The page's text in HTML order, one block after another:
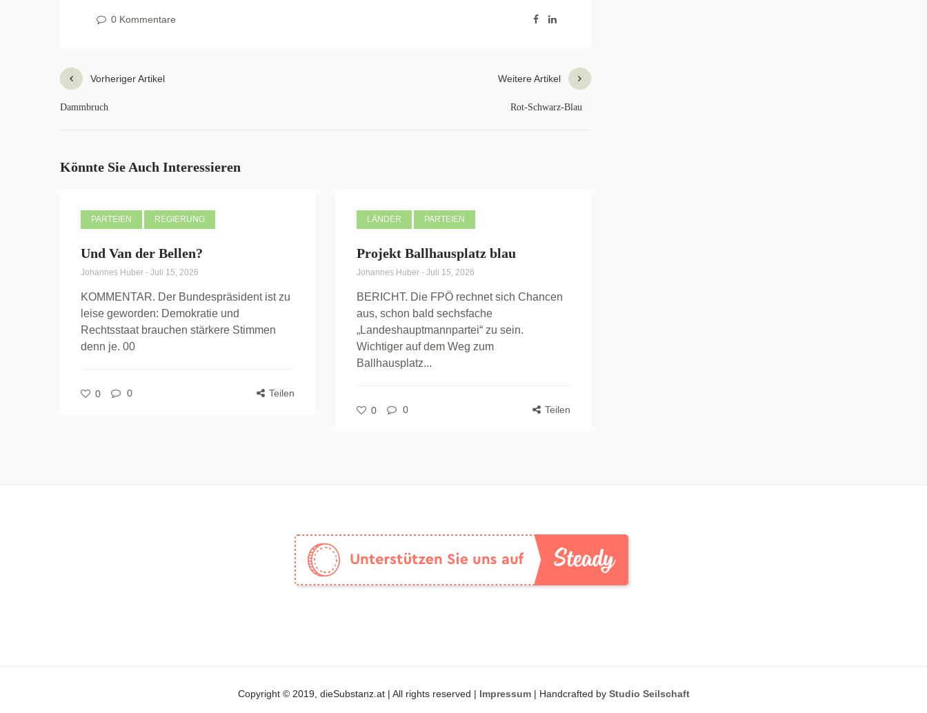
0 Kommentare
Vorheriger Artikel
Dammbruch
Weitere Artikel
Rot-Schwarz-Blau
Könnte Sie Auch Interessieren
PARTEIEN REGIERUNG
Und Van der Bellen?
Johannes Huber - Juli 15, 2026
KOMMENTAR. Der Bundespräsident ist zu
leise geworden: Demokratie und
Rechtsstaat brauchen stärkere Stimmen
denn je. 00
0 0 Teilen
LÄNDER PARTEIEN
Projekt Ballhausplatz blau
Johannes Huber - Juli 15, 2026
BERICHT. Die FPÖ rechnet sich Chancen
aus, schon bald sechsfache
„Landeshauptmannpartei“ zu sein.
Wichtiger auf dem Weg zum
Ballhausplatz...
0 0 Teilen
Copyright © 2019, dieSubstanz.at | All rights reserved | Impressum| Handcrafted by Studio Seilschaft